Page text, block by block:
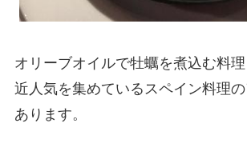
オリーブオイルで牡蠣を煮込む料
近人気を集めているスペイン料理
あります。